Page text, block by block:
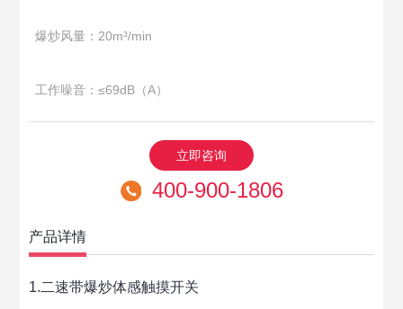
爆炒风量：20m³/min
工作噪音：≤69dB（A）
立即咨询
400-900-1806
产品详情
1.二速带爆炒体感触摸开关